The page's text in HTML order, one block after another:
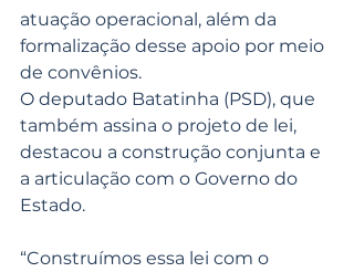
atuação operacional, além da
formalização desse apoio por meio
de convênios.
O deputado Batatinha (PSD), que
também assina o projeto de lei,
destacou a construção conjunta e
a articulação com o Governo do
Estado.
“Construímos essa lei com o